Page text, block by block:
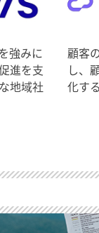
強みに
進を支
地域社
顧客
し、
化す